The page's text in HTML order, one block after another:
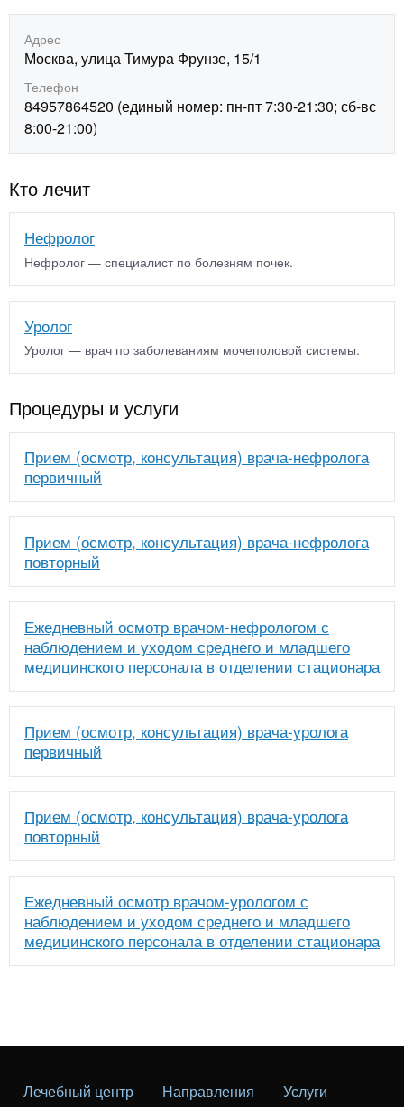
Адрес
Москва, улица Тимура Фрунзе, 15/1
Телефон
84957864520 (единый номер: пн-пт 7:30-21:30; сб-вс
8:00-21:00)
Кто лечит
Нефролог
Нефролог — специалист по болезням почек.
Уролог
Уролог — врач по заболеваниям мочеполовой системы.
Процедуры и услуги
Прием (осмотр, консультация) врача-нефролога
первичный
Прием (осмотр, консультация) врача-нефролога
повторный
Ежедневный осмотр врачом-нефрологом с
наблюдением и уходом среднего и младшего
медицинского персонала в отделении стационара
Прием (осмотр, консультация) врача-уролога
первичный
Прием (осмотр, консультация) врача-уролога
повторный
Ежедневный осмотр врачом-урологом с
наблюдением и уходом среднего и младшего
медицинского персонала в отделении стационара
Лечебный центр Направления Услуги